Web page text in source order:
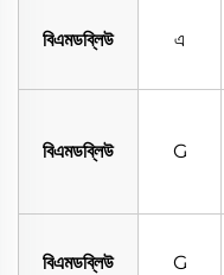
বিএমডব্লিউ এ
বিএমডব্লিউ G
বিএমডব্লিউ G